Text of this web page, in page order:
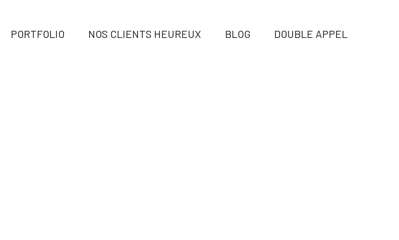
PORTFOLIO NOS CLIENTS HEUREUX BLOG DOUBLE APPEL